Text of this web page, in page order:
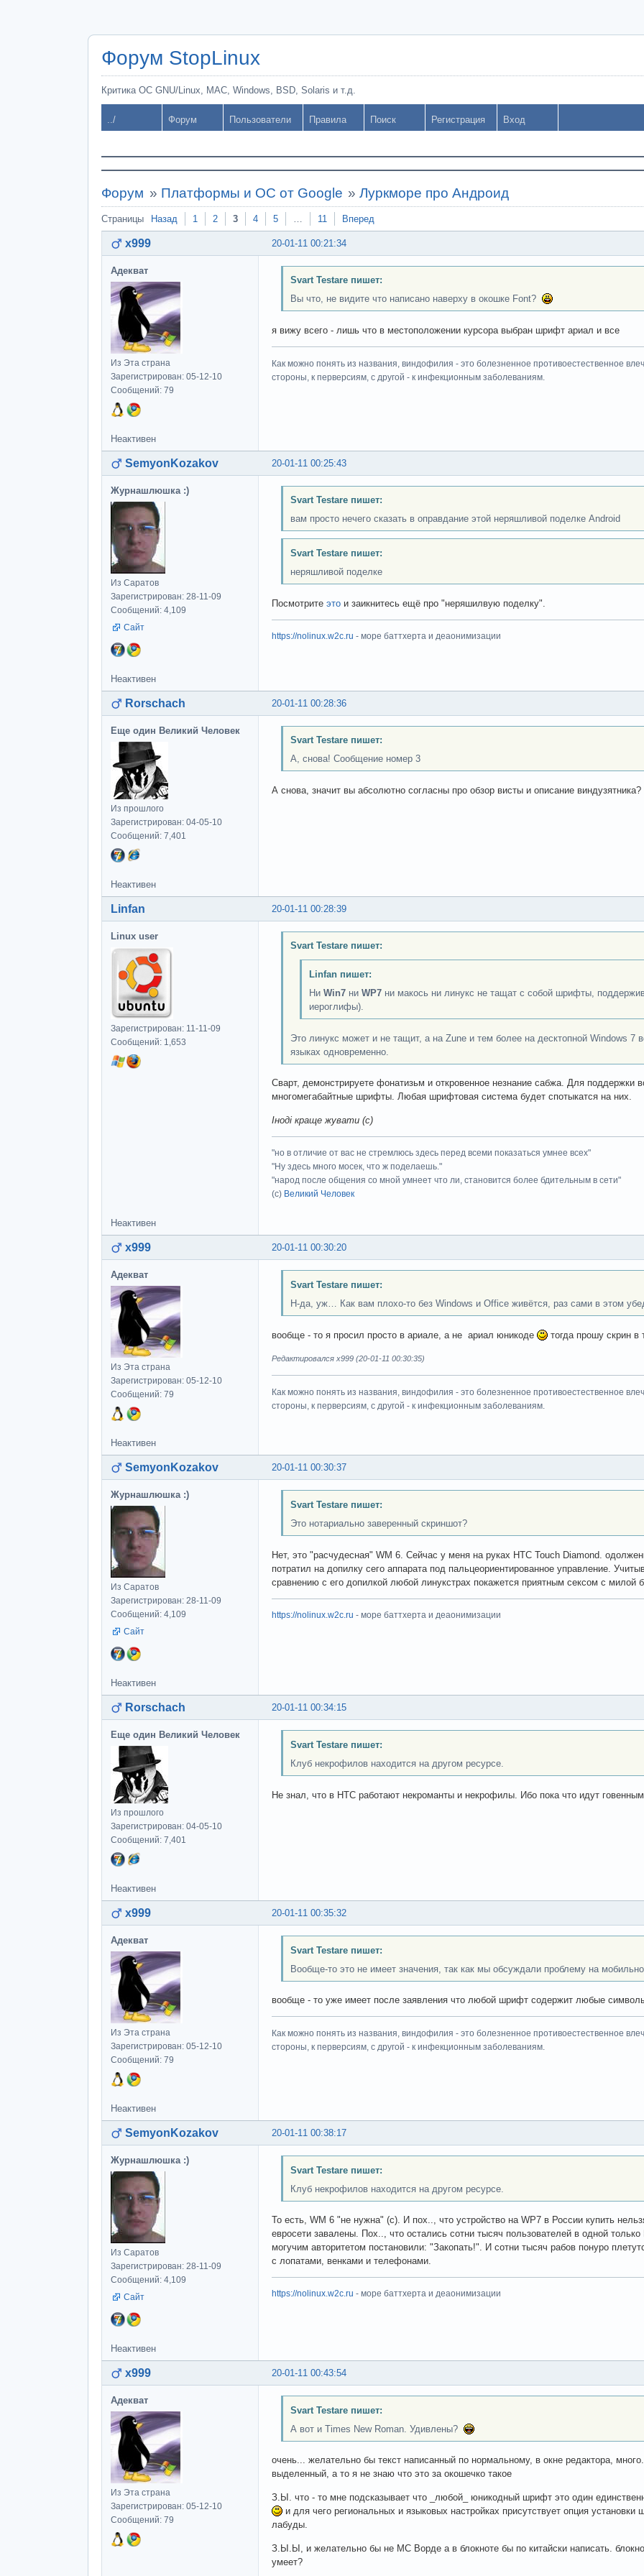
Форум StopLinux
Критика ОС GNU/Linux, MAC, Windows, BSD, Solaris и т.д.
../ Форум Пользователи Правила Поиск Регистрация Вход
Форум » Платформы и ОС от Google »Луркморе про Андроид
Страницы Назад 1 2 3 4 5 … 11 Вперед
20-01-11 00:21:34
x999
Адекват
Из Эта страна
Зарегистрирован: 05-12-10
Сообщений: 79
Svart Testare пишет:
Вы что, не видите что написано наверху в окошке Font?
я вижу всего - лишь что в местоположении курсора выбран шрифт ариал и все
Как можно понять из названия, виндофилия - это болезненное противоестественное
стороны, к перверсиям, с другой - к инфекционным заболеваниям.
Неактивен
20-01-11 00:25:43
SemyonKozakov
Журнашлюшка :)
Из Саратов
Зарегистрирован: 28-11-09
Сообщений: 4,109
Сайт
Svart Testare пишет:
вам просто нечего сказать в оправдание этой неряшливой поделке Android
Svart Testare пишет:
неряшливой поделке
Посмотрите это и заикнитесь ещё про "неряшилвую поделку".
https://nolinux.w2c.ru - море баттхерта и деаонимизации
Неактивен
20-01-11 00:28:36
Rorschach
Еще один Великий Человек
Из прошлого
Зарегистрирован: 04-05-10
Сообщений: 7,401
Svart Testare пишет:
А, снова! Сообщение номер 3
А снова, значит вы абсолютно согласны про обзор висты и описание виндузятника?
Неактивен
20-01-11 00:28:39
Linfan
Linux user
Зарегистрирован: 11-11-09
Сообщений: 1,653
Svart Testare пишет:
Linfan пишет:
Ни Win7 ни WP7 ни макось ни линукс не тащат с собой шрифты,
иероглифы).
Это линукс может и не тащит, а на Zune и тем более на десктопной Windows 7
языках одновременно.
Сварт, демонстрируете фонатизьм и откровенное незнание сабжа. Для поддержки
многомегабайтные шрифты. Любая шрифтовая система будет спотыкатся на них.
Іноді краще жувати (с)
"но в отличие от вас не стремлюсь здесь перед всеми показаться умнее всех"
"Ну здесь много мосек, что ж поделаешь."
"народ после общения со мной умнеет что ли, становится более бдительным в сети"
(с) Великий Человек
Неактивен
20-01-11 00:30:20
x999
Адекват
Из Эта страна
Зарегистрирован: 05-12-10
Сообщений: 79
Svart Testare пишет:
Н-да, уж… Как вам плохо-то без Windows и Office живётся, раз сами в этом
вообще - то я просил просто в ариале, а не ариал юникоде тогда прошу скрин
Редактировался x999 (20-01-11 00:30:35)
Как можно понять из названия, виндофилия - это болезненное противоестественное
стороны, к перверсиям, с другой - к инфекционным заболеваниям.
Неактивен
20-01-11 00:30:37
SemyonKozakov
Журнашлюшка :)
Из Саратов
Зарегистрирован: 28-11-09
Сообщений: 4,109
Сайт
Svart Testare пишет:
Это нотариально заверенный скриншот?
Нет, это "расчудесная" WM 6. Сейчас у меня на руках HTC Touch Diamond.
потратил на допилку сего аппарата под пальцеориентированное управление.
сравнению с его допилкой любой линукстрах покажется приятным сексом с милой
https://nolinux.w2c.ru - море баттхерта и деаонимизации
Неактивен
20-01-11 00:34:15
Rorschach
Еще один Великий Человек
Из прошлого
Зарегистрирован: 04-05-10
Сообщений: 7,401
Svart Testare пишет:
Клуб некрофилов находится на другом ресурсе.
Не знал, что в HTC работают некроманты и некрофилы. Ибо пока что идут
Неактивен
20-01-11 00:35:32
x999
Адекват
Из Эта страна
Зарегистрирован: 05-12-10
Сообщений: 79
Svart Testare пишет:
Вообще-то это не имеет значения, так как мы обсуждали проблему на
вообще - то уже имеет после заявления что любой шрифт содержит любые
Как можно понять из названия, виндофилия - это болезненное противоестественное
стороны, к перверсиям, с другой - к инфекционным заболеваниям.
Неактивен
20-01-11 00:38:17
SemyonKozakov
Журнашлюшка :)
Из Саратов
Зарегистрирован: 28-11-09
Сообщений: 4,109
Сайт
Svart Testare пишет:
Клуб некрофилов находится на другом ресурсе.
То есть, WM 6 "не нужна" (с). И пох.., что устройство на WP7 в России купить
евросети завалены. Пох.., что остались сотни тысяч пользователей в одной
могучим авторитетом постановили: "Закопать!". И сотни тысяч рабов понуро
с лопатами, венками и телефонами.
https://nolinux.w2c.ru - море баттхерта и деаонимизации
Неактивен
20-01-11 00:43:54
x999
Адекват
Из Эта страна
Зарегистрирован: 05-12-10
Сообщений: 79
Svart Testare пишет:
А вот и Times New Roman. Удивлены?
очень... желательно бы текст написанный по нормальному, в окне редактора,
выделенный, а то я не знаю что это за окошечко такое
З.Ы. что - то мне подсказывает что _любой_ юникодный шрифт это один
и для чего региональных и языковых настройках присутствует опция установки
лабуды.
З.Ы.Ы, и желательно бы не МС Ворде а в блокноте бы по китайски написать.
умеет?